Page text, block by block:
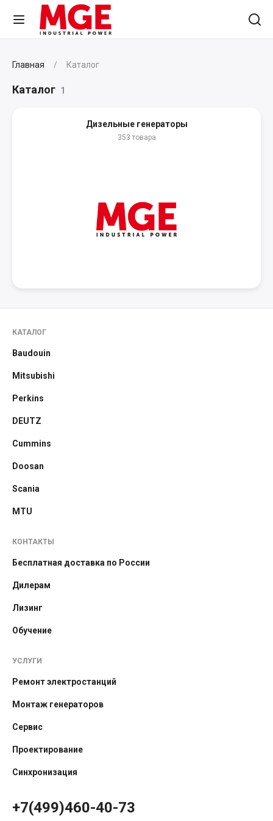
Главная Каталог
Каталог 1
Дизельные генераторы
353 товара
КАТАЛОГ
Baudouin
Mitsubishi
Perkins
DEUTZ
Cummins
Doosan
Scania
MTU
КОНТАКТЫ
Бесплатная доставка по России
Дилерам
Лизинг
Обучение
УСЛУГИ
Ремонт электростанций
Монтаж генераторов
Сервис
Проектирование
Синхронизация
+7(499)460-40-73